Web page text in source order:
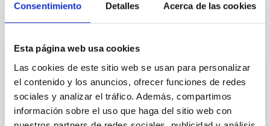
Consentimiento Detalles Acerca de las cookies
Esta página web usa cookies
Las cookies de este sitio web se usan para personalizar
el contenido y los anuncios, ofrecer funciones de redes
sociales y analizar el tráfico. Además, compartimos
información sobre el uso que haga del sitio web con
Una sola colisión en 10.000 millones de
años podría explicar cómo se distribuye la
materia oscura dentro de las galaxias más